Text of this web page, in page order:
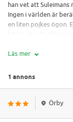
han vet att
Ingen i världen är
en liten pojkes ögon.
bäste väns far
underliga frågor; där
skvaller, rädsla,
Libyen under
Läs mer
1 annons
Örby